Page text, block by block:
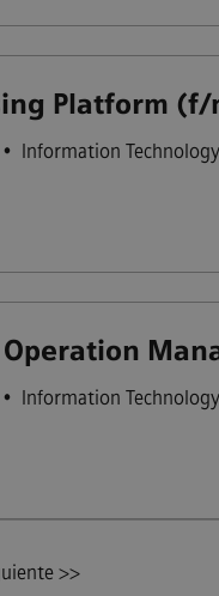
Platform
• Information Technology
• Information Technology
>>